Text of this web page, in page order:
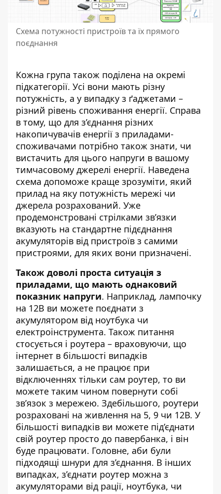
Схема потужності пристроїв та їх прямого
поєднання
Кожна група також поділена на окремі
підкатегорії. Усі вони мають різну
потужність, а у випадку з ґаджетами –
різний рівень споживання енергії. Справа
в тому, що для з’єднання різних
накопичувачів енергії з приладами-
споживачами потрібно також знати, чи
вистачить для цього напруги в вашому
тимчасовому джерелі енергії. Наведена
схема допоможе краще зрозуміти, який
прилад на яку потужність мережі чи
джерела розрахований. Уже
продемонстровані стрілками зв’язки
вказують на стандартне підєднання
акумуляторів від пристроїв з самими
пристроями, для яких вони призначені.
Також доволі проста ситуація з
приладами, що мають однаковий
показник напруги. Наприклад, лампочку
на 12В ви можете поєднати з
акумулятором від ноутбука чи
електроінструмента. Також питання
стосується і роутера – враховуючи, що
інтернет в більшості випадків
залишається, а не працює при
відключеннях тільки сам роутер, то ви
можете таким чином повернути собі
зв’язок з мережею. Здебільшого, роутери
розраховані на живлення на 5, 9 чи 12В. У
більшості випадків ви можете під’єднати
свій роутер просто до павербанка, і він
буде працювати. Головне, аби були
підходящі шнури для з’єднання. В інших
випадках, з’єднати роутер можна з
акумуляторами від рації, ноутбука, чи